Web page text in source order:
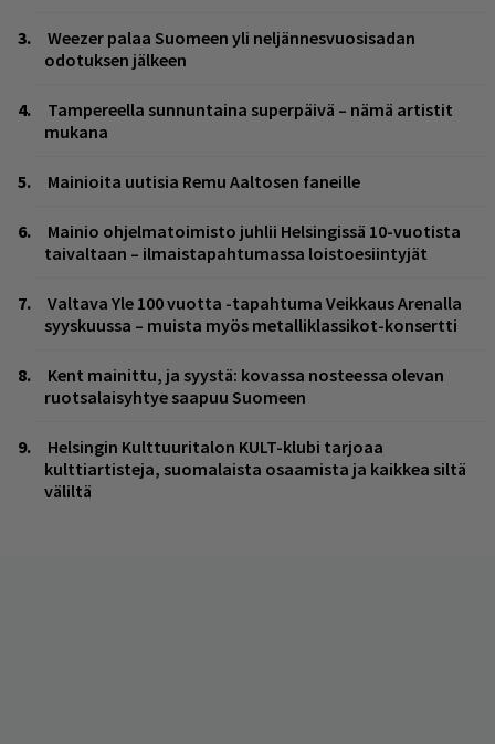
Weezer palaa Suomeen yli neljännesvuosisadan
odotuksen jälkeen
Tampereella sunnuntaina superpäivä – nämä artistit
mukana
Mainioita uutisia Remu Aaltosen faneille
Mainio ohjelmatoimisto juhlii Helsingissä 10-vuotista
taivaltaan – ilmaistapahtumassa loistoesiintyjät
Valtava Yle 100 vuotta -tapahtuma Veikkaus Arenalla
syyskuussa – muista myös metalliklassikot-konsertti
Kent mainittu, ja syystä: kovassa nosteessa olevan
ruotsalaisyhtye saapuu Suomeen
Helsingin Kulttuuritalon KULT-klubi tarjoaa
kulttiartisteja, suomalaista osaamista ja kaikkea siltä
väliltä